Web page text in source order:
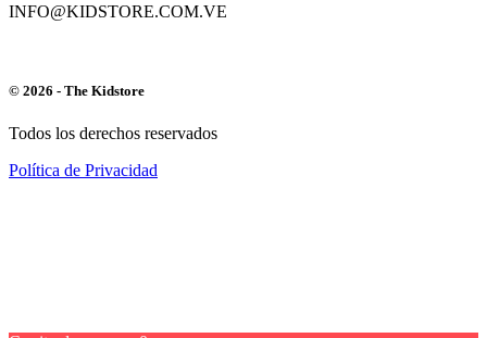
INFO@KIDSTORE.COM.VE
© 2026 - The Kidstore
Todos los derechos reservados
Política de Privacidad